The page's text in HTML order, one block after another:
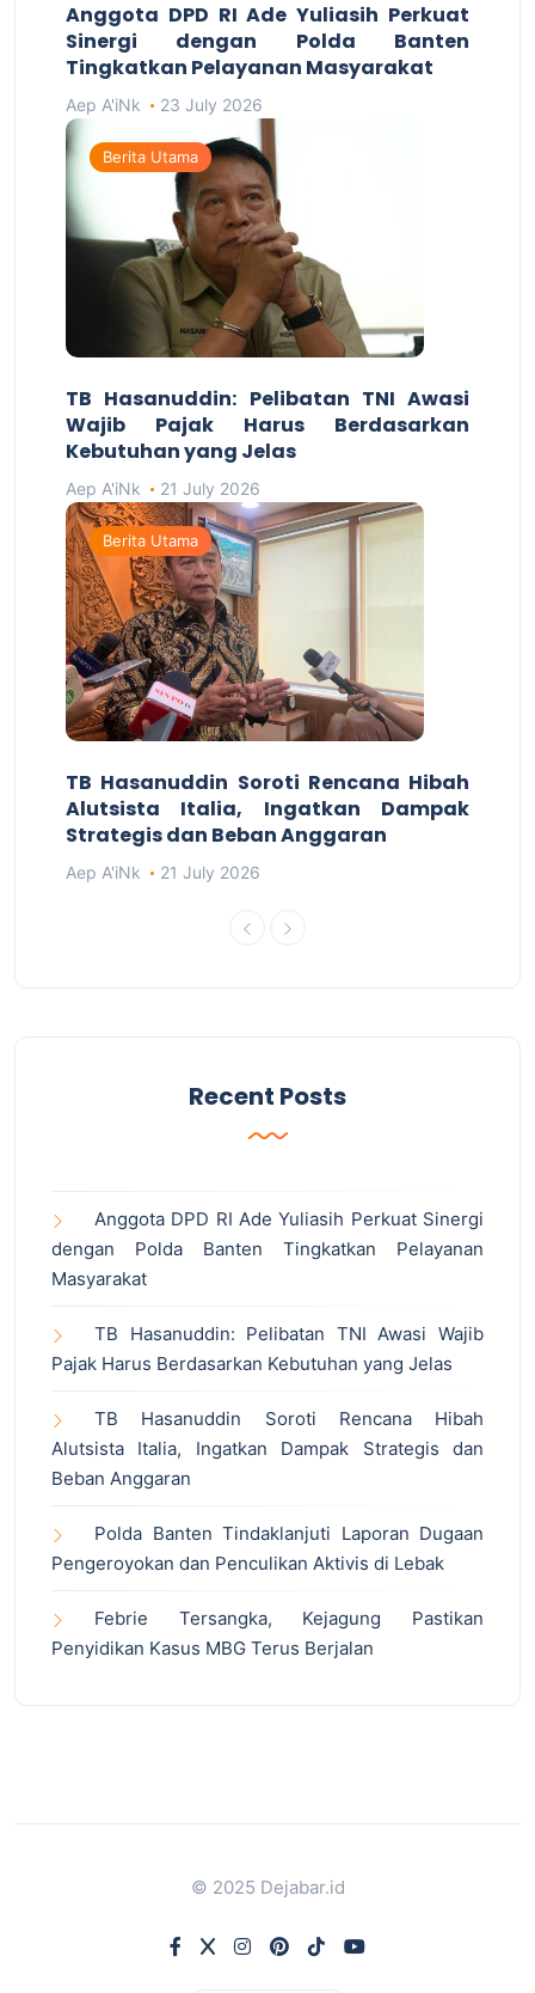
Anggota DPD RI Ade Yuliasih Perkuat
Sinergi dengan Polda Banten
Tingkatkan Pelayanan Masyarakat
Aep A'iNk 23 July 2026
Berita Utama
TB Hasanuddin: Pelibatan TNI Awasi
Wajib Pajak Harus Berdasarkan
Kebutuhan yang Jelas
Aep A'iNk 21 July 2026
Berita Utama
TB Hasanuddin Soroti Rencana Hibah
Alutsista Italia, Ingatkan Dampak
Strategis dan Beban Anggaran
Aep A'iNk 21 July 2026
Recent Posts
Anggota DPD RI Ade Yuliasih Perkuat Sinergi
dengan Polda Banten Tingkatkan Pelayanan
Masyarakat
TB Hasanuddin: Pelibatan TNI Awasi Wajib
Pajak Harus Berdasarkan Kebutuhan yang Jelas
TB Hasanuddin Soroti Rencana Hibah
Alutsista Italia, Ingatkan Dampak Strategis dan
Beban Anggaran
Polda Banten Tindaklanjuti Laporan Dugaan
Pengeroyokan dan Penculikan Aktivis di Lebak
Febrie Tersangka, Kejagung Pastikan
Penyidikan Kasus MBG Terus Berjalan
© 2025 Dejabar.id